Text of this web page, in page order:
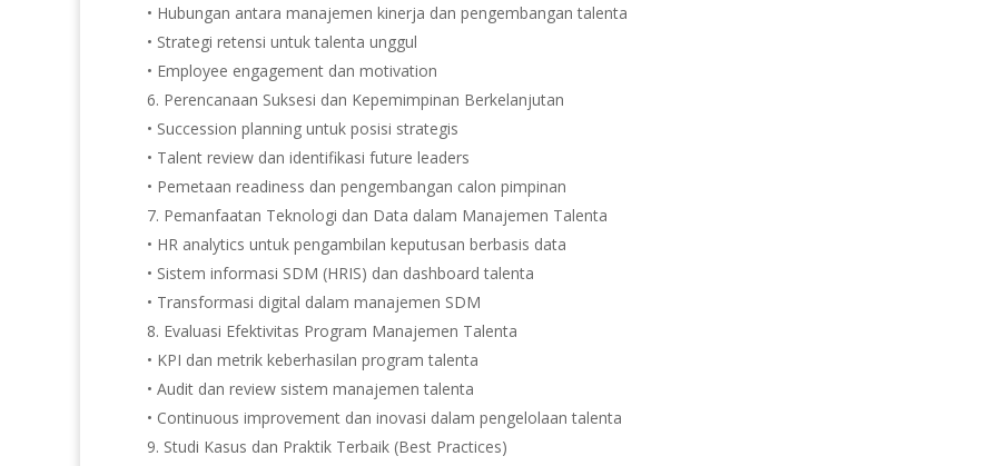
• Hubungan antara manajemen kinerja dan pengembangan talenta
• Strategi retensi untuk talenta unggul
• Employee engagement dan motivation
Perencanaan Suksesi dan Kepemimpinan Berkelanjutan
• Succession planning untuk posisi strategis
• Talent review dan identifikasi future leaders
• Pemetaan readiness dan pengembangan calon pimpinan
Pemanfaatan Teknologi dan Data dalam Manajemen Talenta
• HR analytics untuk pengambilan keputusan berbasis data
• Sistem informasi SDM (HRIS) dan dashboard talenta
• Transformasi digital dalam manajemen SDM
Evaluasi Efektivitas Program Manajemen Talenta
• KPI dan metrik keberhasilan program talenta
• Audit dan review sistem manajemen talenta
• Continuous improvement dan inovasi dalam pengelolaan talenta
Studi Kasus dan Praktik Terbaik (Best Practices)